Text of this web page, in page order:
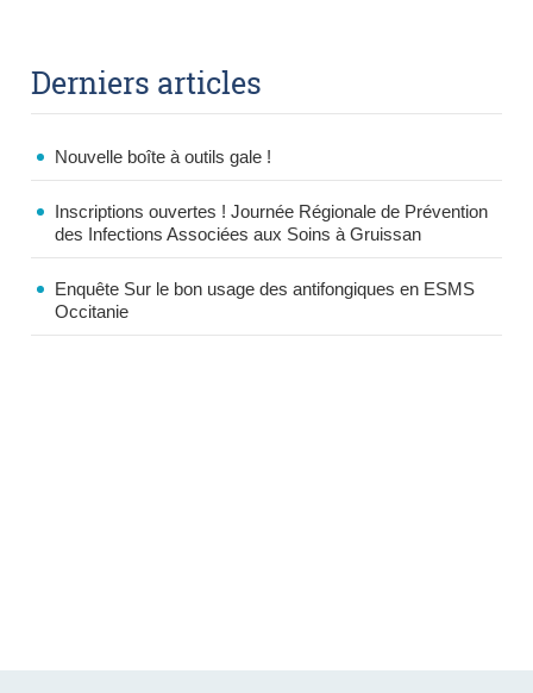
Derniers articles
Nouvelle boîte à outils gale !
Inscriptions ouvertes ! Journée Régionale de Prévention
des Infections Associées aux Soins à Gruissan
Enquête Sur le bon usage des antifongiques en ESMS
Occitanie